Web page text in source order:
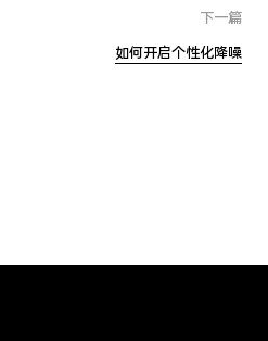
下一篇
如何开启个性化降噪